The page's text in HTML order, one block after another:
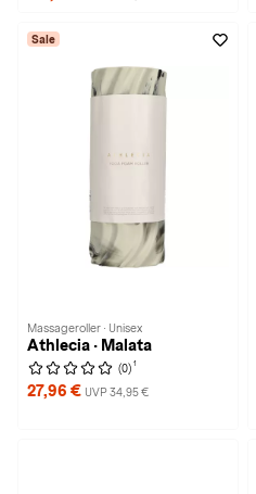
Sale
Massageroller · Unisex
Athlecia · Malata
(0) 1
27,96 € UVP 34,95 €